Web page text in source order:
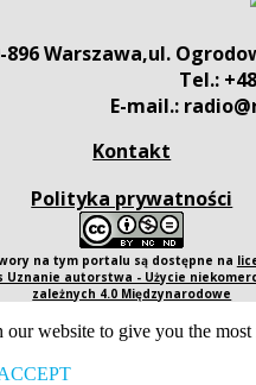
896 Warszawa,ul.
Tel.:
E-mail.:
Kontakt
Polityka prywatności
na tym portalu są dostępne na
Uznanie autorstwa - Użycie
zależnych 4.0 Międzynarodowe
our website to give you the